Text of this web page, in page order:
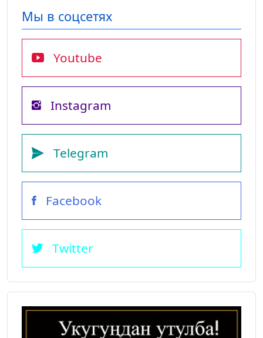
Мы в соцсетях
Youtube
Instagram
Telegram
Facebook
Twitter